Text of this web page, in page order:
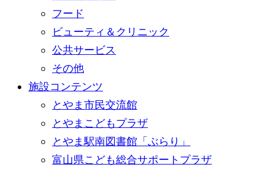
フード
ビューティ＆クリニック
公共サービス
その他
施設コンテンツ
とやま市民交流館
とやまこどもプラザ
とやま駅南図書館「ぶらり」
富山県こども総合サポートプラザ